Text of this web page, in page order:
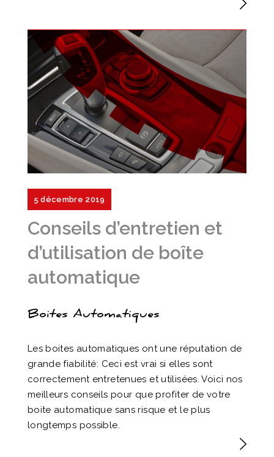
5 décembre 2019
Conseils d’entretien et
d’utilisation de boîte
automatique
Boites Automatiques
Les boites automatiques ont une réputation de
grande fiabilité: Ceci est vrai si elles sont
correctement entretenues et utilisées. Voici nos
meilleurs conseils pour que profiter de votre
boite automatique sans risque et le plus
longtemps possible.